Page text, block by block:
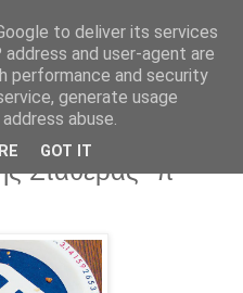
Σταθεράς "π"
to deliver its services
and user-agent are
performance and security
generate usage
abuse.
GOT IT